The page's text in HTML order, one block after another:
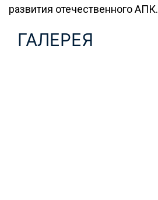
развития отечественного АПК.
ГАЛЕРЕЯ